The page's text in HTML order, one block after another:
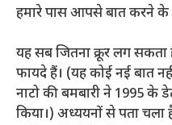
हमारे पास आपसे बात करने के
यह सब जितना क्रूर लग
फायदे हैं। (यह कोई नई बात
नाटो की बमबारी ने 1995 के
किया।) अध्ययनों से पता चला